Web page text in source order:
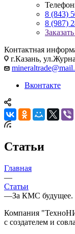
8 (843)
8 (987)
Контактная
г.Казань,
Вконтакте
Статьи
Главная
—
Статьи
—За КМС будущее.
Компания
с создателем и